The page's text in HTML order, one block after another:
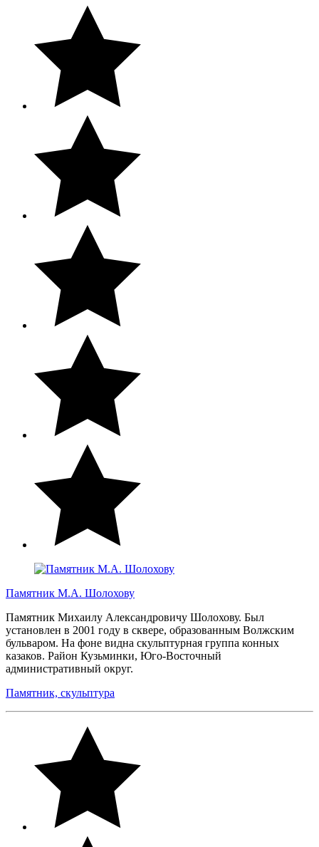
Памятник М.А. Шолохову
Памятник Михаилу Александровичу Шолохову. Был
установлен в 2001 году в сквере, образованным Волжским
бульваром. На фоне видна скульптурная группа конных
казаков. Район Кузьминки, Юго-Восточный
административный округ.
Памятник, скульптура